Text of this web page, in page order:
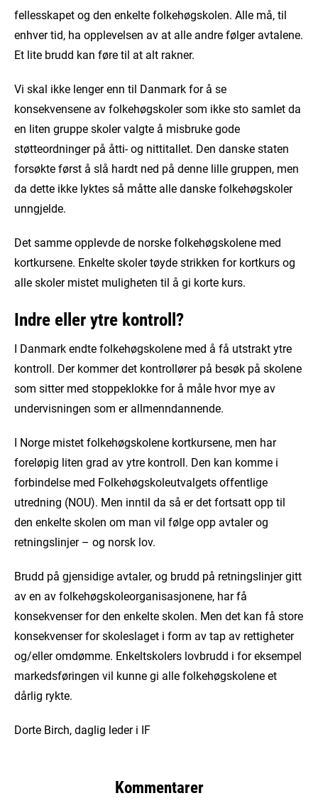
fellesskapet og den enkelte folkehøgskolen. Alle må, til
enhver tid, ha opplevelsen av at alle andre følger avtalene.
Et lite brudd kan føre til at alt rakner.
Vi skal ikke lenger enn til Danmark for å se
konsekvensene av folkehøgskoler som ikke sto samlet da
en liten gruppe skoler valgte å misbruke gode
støtteordninger på åtti- og nittitallet. Den danske staten
forsøkte først å slå hardt ned på denne lille gruppen, men
da dette ikke lyktes så måtte alle danske folkehøgskoler
unngjelde.
Det samme opplevde de norske folkehøgskolene med
kortkursene. Enkelte skoler tøyde strikken for kortkurs og
alle skoler mistet muligheten til å gi korte kurs.
Indre eller ytre kontroll?
I Danmark endte folkehøgskolene med å få utstrakt ytre
kontroll. Der kommer det kontrollører på besøk på skolene
som sitter med stoppeklokke for å måle hvor mye av
undervisningen som er allmenndannende.
I Norge mistet folkehøgskolene kortkursene, men har
foreløpig liten grad av ytre kontroll. Den kan komme i
forbindelse med Folkehøgskoleutvalgets offentlige
utredning (NOU). Men inntil da så er det fortsatt opp til
den enkelte skolen om man vil følge opp avtaler og
retningslinjer – og norsk lov.
Brudd på gjensidige avtaler, og brudd på retningslinjer gitt
av en av folkehøgskoleorganisasjonene, har få
konsekvenser for den enkelte skolen. Men det kan få store
konsekvenser for skoleslaget i form av tap av rettigheter
og/eller omdømme. Enkeltskolers lovbrudd i for eksempel
markedsføringen vil kunne gi alle folkehøgskolene et
dårlig rykte.
Dorte Birch, daglig leder i IF
Kommentarer